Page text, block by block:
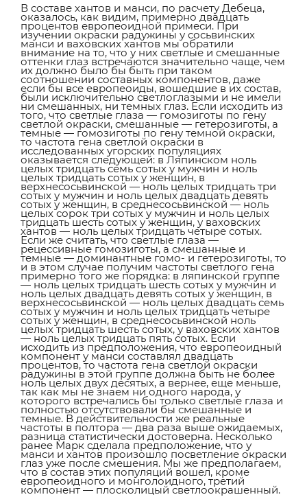
В составе хантов и манси, по расчету Дебеца,
оказалось, как видим, примерно двадцать
процентов европеоидной примеси. При
изучении окраски радужины у сосьвинских
манси и ваховских хантов мы обратили
внимание на то, что у них светлые и смешанные
оттенки глаз встречаются значительно чаще, чем
их должно было бы быть при таком
соотношении составных компонентов, даже
если бы все европеоиды, вошедшие в их состав,
были исключительно светлоглазыми и не имели
ни смешанных, ни темных глаз. Если исходить из
того, что светлые глаза — гомозиготы по гену
светлой окраски, смешанные — гетерозиготы, а
темные — гомозиготы по гену темной окраски,
то частота гена светлой окраски в
исследованных угорских популяциях
оказывается следующей: в Ляпинском ноль
целых тридцать семь сотых у мужчин и ноль
целых тридцать сотых у женщин, в
верхнесосьвинской — ноль целых тридцать три
сотых у мужчин и ноль целых двадцать девять
сотых у женщин, в среднесосьвинской — ноль
целых сорок три сотых у мужчин и ноль целых
тридцать шесть сотых у женщин, у ваховских
хантов — ноль целых тридцать четыре сотых.
Если же считать, что светлые глаза —
рецессивные гомозиготы, а смешанные и
темные — доминантные гомо- и гетерозиготы, то
и в этом случае получим частоты светлого гена
примерно того же порядка: в ляпинской группе
— ноль целых тридцать шесть сотых у мужчин и
ноль целых двадцать девять сотых у женщин, в
верхнесосьвинской — ноль целых двадцать семь
сотых у мужчин и ноль целых тридцать четыре
сотых у женщин, в среднесосьвинской ноль
целых тридцать шесть сотых, у ваховских хантов
— ноль целых тридцать пять сотых. Если
исходить из предположения, что европеоидный
компонент у манси составлял двадцать
процентов, то частота гена светлой окраски
радужины в этой группе должна быть не более
ноль целых двух десятых, а вернее, еще меньше,
так как мы не знаем ни одного народа, у
которого встречались бы только светлые глаза и
полностью отсутствовали бы смешанные и
темные. В действительности же реальные
частоты в полтора — два раза выше ожидаемых,
разница статистически достоверна. Несколько
ранее Марк сделала предположение, что у
манси и хантов произошло посветление окраски
глаз уже после смешения. Мы же предполагаем,
что в состав этих популяций вошел, кроме
европеоидного и монголоидного, третий
компонент — плосколицый светлоокрашенный.